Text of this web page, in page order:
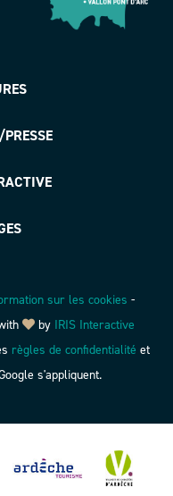
sur les cookies -
by IRIS Interactive
règles de confidentialité et
s'appliquent.